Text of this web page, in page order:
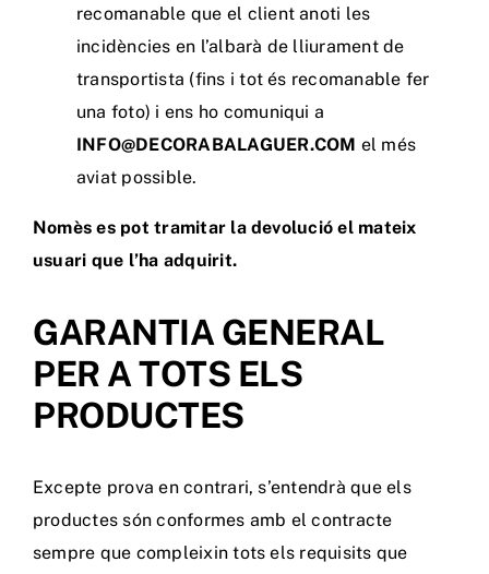
recomanable que el client anoti les
incidències en l’albarà de lliurament de
transportista (fins i tot és recomanable fer
una foto) i ens ho comuniqui a
INFO@DECORABALAGUER.COM el més
aviat possible.
Nomès es pot tramitar la devolució el mateix
usuari que l’ha adquirit.
GARANTIA GENERAL
PER A TOTS ELS
PRODUCTES
Excepte prova en contrari, s’entendrà que els
productes són conformes amb el contracte
sempre que compleixin tots els requisits que